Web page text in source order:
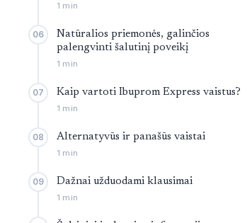
1 min
06
Natūralios priemonės, galinčios
palengvinti šalutinį poveikį
1 min
07 Kaip vartoti Ibuprom Express vaistus?
1 min
08 Alternatyvūs ir panašūs vaistai
1 min
09 Dažnai užduodami klausimai
1 min